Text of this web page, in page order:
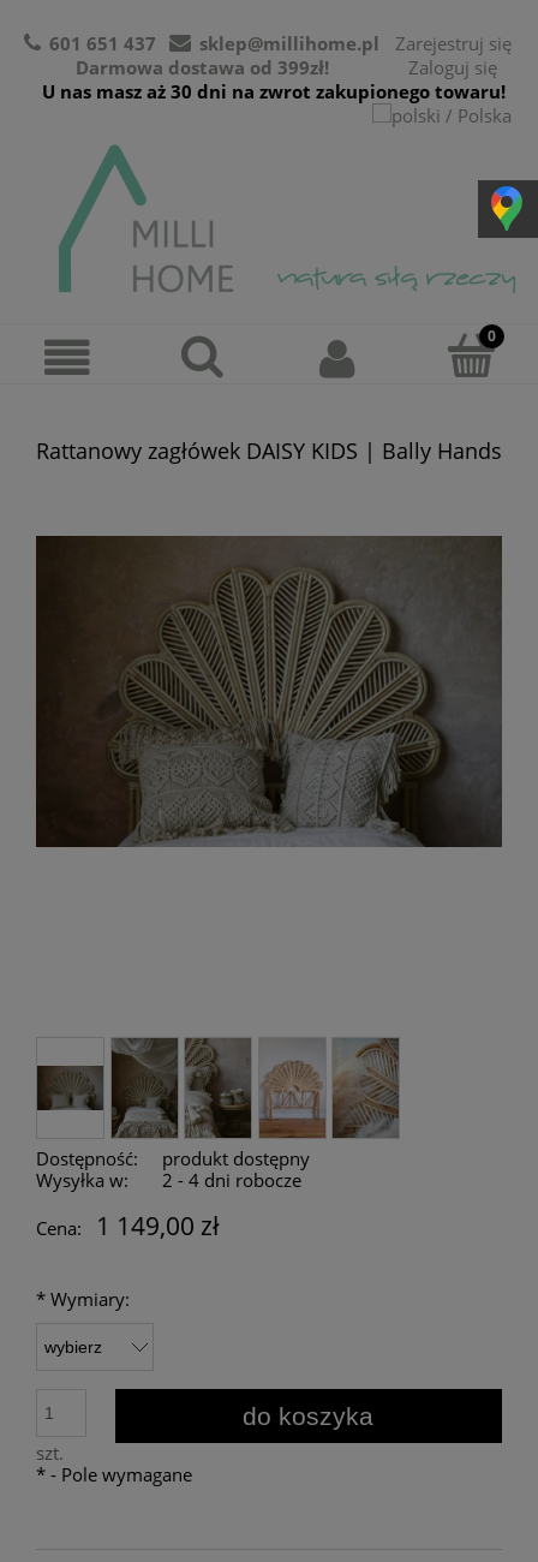
601 651 437
sklep@millihome.pl
Darmowa dostawa od 399zł!
U nas masz aż 30 dni na zwrot zakupionego towaru!
Zarejestruj się
Zaloguj się
Rattanowy zagłówek DAISY KIDS | Bally Hands
Dostępność:
produkt dostępny
Wysyłka w:
2 - 4 dni robocze
Cena:
1 149,00 zł
* Wymiary:
szt.
do koszyka
* - Pole wymagane